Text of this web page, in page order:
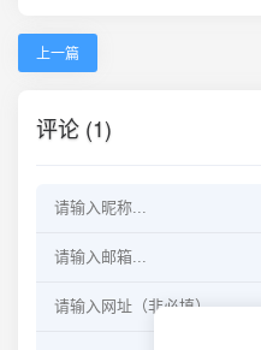
上一篇
评论 (1)